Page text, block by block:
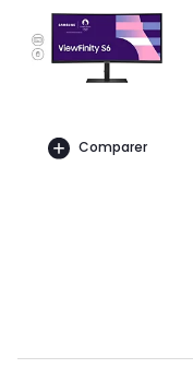
Comparer